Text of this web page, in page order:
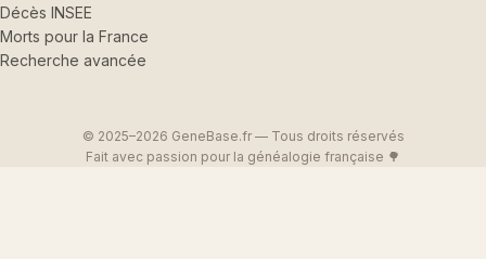
Décès INSEE
Morts pour la France
Recherche avancée
© 2025–2026 GeneBase.fr — Tous droits réservés
Fait avec passion pour la généalogie française 🌳